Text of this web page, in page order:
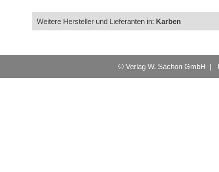
Weitere Hersteller und Lieferanten in: Karben
© Verlag W. Sachon GmbH |